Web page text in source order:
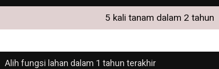
5 kali tanam dalam 2 tahun
Alih fungsi lahan dalam 1 tahun terakhir